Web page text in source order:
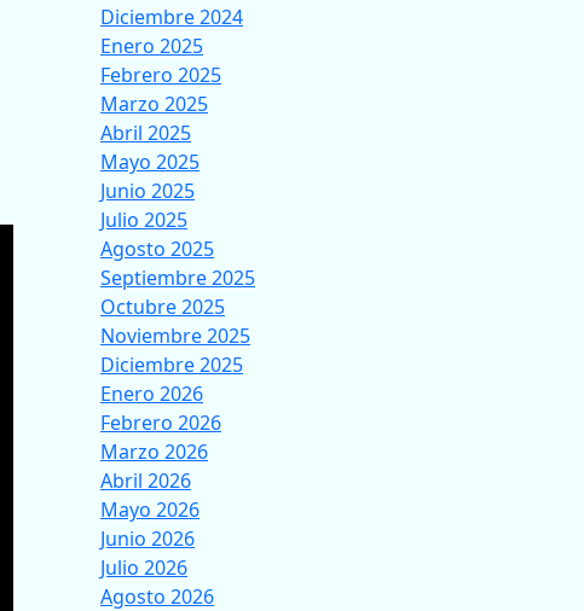
Diciembre 2024
Enero 2025
Febrero 2025
Marzo 2025
Abril 2025
Mayo 2025
Junio 2025
Julio 2025
Agosto 2025
Septiembre 2025
Octubre 2025
Noviembre 2025
Diciembre 2025
Enero 2026
Febrero 2026
Marzo 2026
Abril 2026
Mayo 2026
Junio 2026
Julio 2026
Agosto 2026